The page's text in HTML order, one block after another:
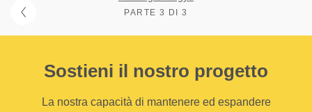
PARTE 3 DI 3
Sostieni il nostro progetto
La nostra capacità di mantenere ed espandere